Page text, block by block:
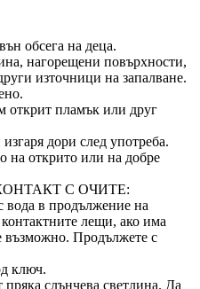
обсега на деца.
нагорещени повърхности,
източници на запалване.
открит пламък или друг
дори след употреба.
на открито или на добре
КОНТАКТ С ОЧИТЕ:
вода в продължение на
лещи, ако има
възможно. Продължете с
ключ.
слънчева светлина. Да